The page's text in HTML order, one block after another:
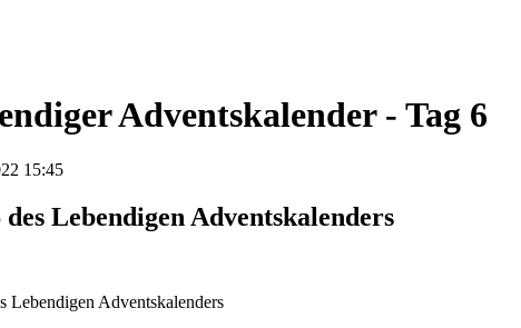
Adventskalender - Tag 6
15:45
des Lebendigen Adventskalenders
Lebendigen Adventskalenders